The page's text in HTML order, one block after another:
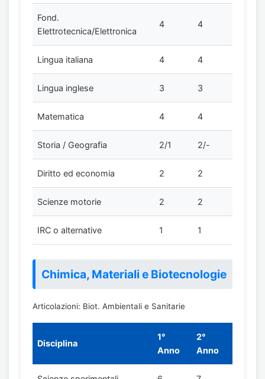
Fond.
Elettrotecnica/Elettronica
4 4
Lingua italiana 4 4
Lingua inglese 3 3
Matematica 4 4
Storia / Geografia 2/1 2/-
Diritto ed economia 2 2
Scienze motorie 2 2
IRC o alternative 1 1
Chimica, Materiali e Biotecnologie
Articolazioni: Biot. Ambientali e Sanitarie
Disciplina
1°
Anno
2°
Anno